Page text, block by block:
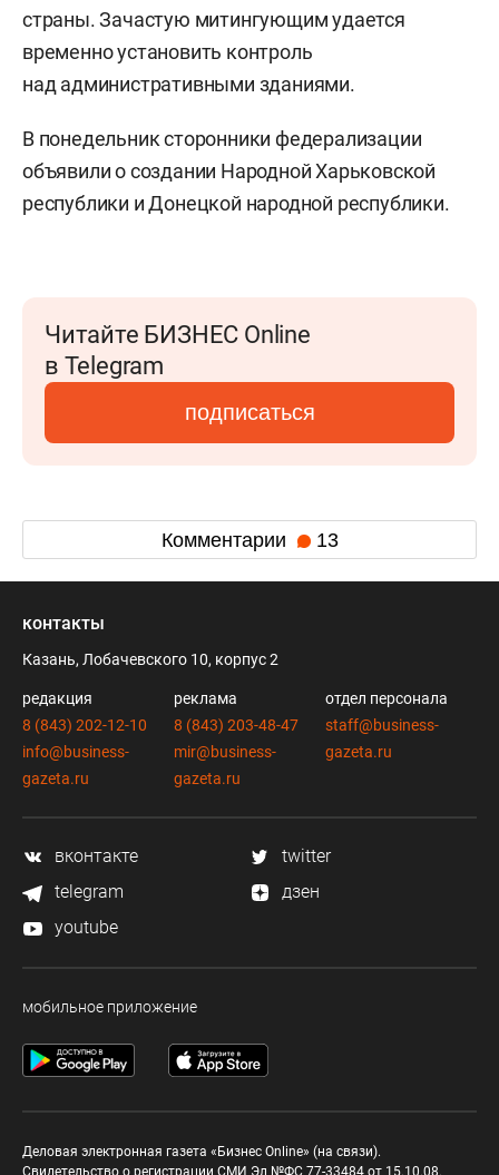
страны. Зачастую митингующим удается
временно установить контроль
над административными зданиями.
В понедельник сторонники федерализации
объявили о создании Народной Харьковской
республики и Донецкой народной республики.
Читайте БИЗНЕС Online
в Telegram
подписаться
Комментарии 13
контакты
Казань, Лобачевского 10, корпус 2
редакция
8 (843) 202-12-10
info@business-
gazeta.ru
реклама
8 (843) 203-48-47
mir@business-
gazeta.ru
отдел персонала
staff@business-
gazeta.ru
вконтакте
twitter
telegram
дзен
youtube
мобильное приложение
Деловая электронная газета «Бизнес Online» (на связи).
Свидетельство о регистрации СМИ Эл №ФС 77-33484 от 15.10.08.